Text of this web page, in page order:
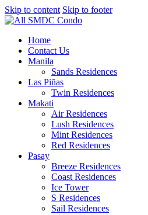
Skip to content Skip to footer
Home
Contact Us
Manila
Sands Residences
Las Piñas
Twin Residences
Makati
Air Residences
Lush Residences
Mint Residences
Red Residences
Pasay
Breeze Residences
Coast Residences
Ice Tower
S Residences
Sail Residences